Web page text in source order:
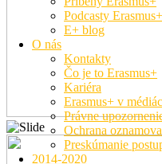
Podcasty
E+ blog
O nás
Kontakty
Čo je to Erasmus+
Kariéra
Erasmus+ v
Právne
Ochrana
Preskúmanie
2014-2020